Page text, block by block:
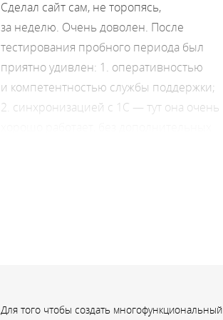
Сделал сайт сам, не торопясь,
за неделю. Очень доволен. После
тестирования пробного периода был
приятно удивлен: 1. оперативностью
и компетентностью службы поддержки;
2. синхронизацией с 1С — тут она очень
Для того чтобы создать многофункциональный